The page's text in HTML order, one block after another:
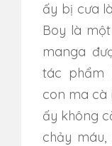
ấy bị cưa
Boy là
manga
tác phẩm
con ma cà
ấy không
chảy